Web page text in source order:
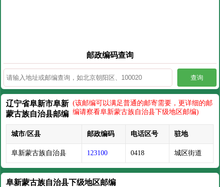
邮政编码查询
查询
辽宁省阜新市阜新
蒙古族自治县邮编
(该邮编可以满足普通的邮寄需要，更详细的邮
编请察看阜新蒙古族自治县下级地区邮编)
城市/区县 邮政编码 电话区号 驻地
阜新蒙古族自治县 123100 0418 城区街道
阜新蒙古族自治县下级地区邮编